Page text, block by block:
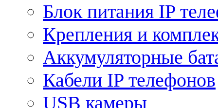
Блок питания IP
Крепления и
Аккумуляторные
Кабели IP телефонов
USB камеры